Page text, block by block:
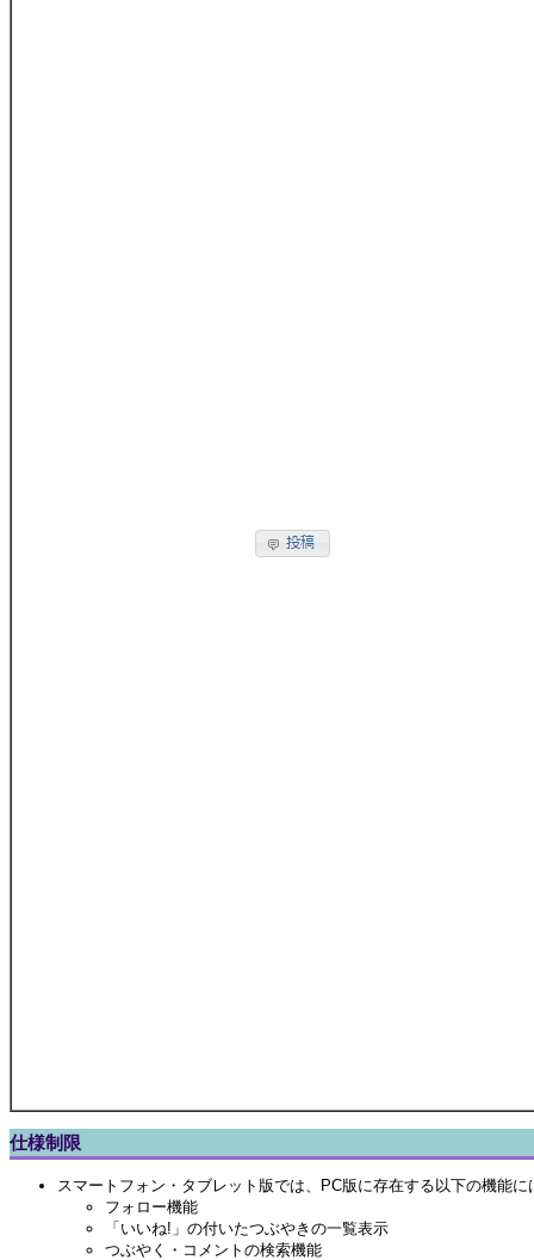
仕様制限
スマートフォン・タブレット版では、PC版に存在する以下の機能
フォロー機能
「いいね!」の付いたつぶやきの一覧表示
つぶやく・コメントの検索機能